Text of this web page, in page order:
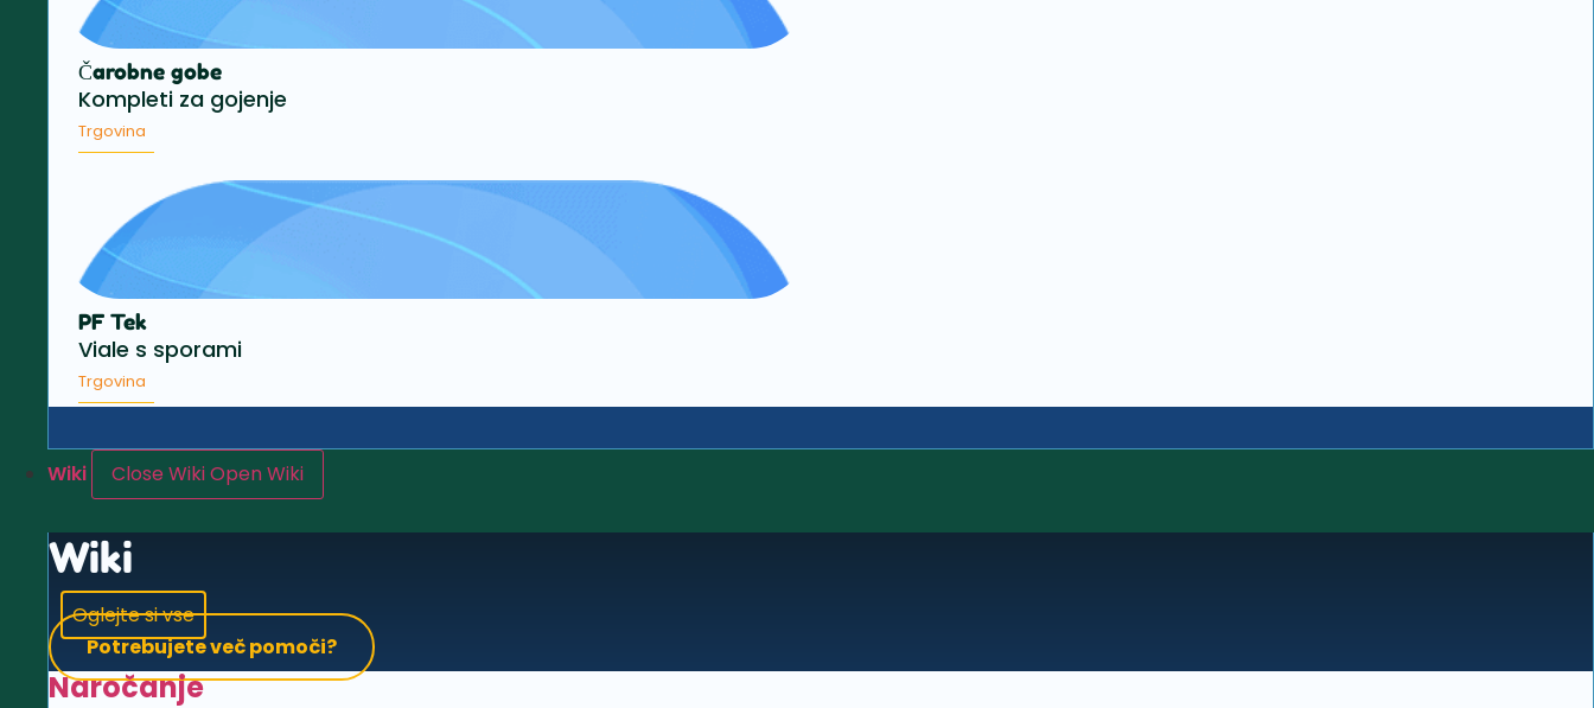
Čarobne gobe
Kompleti za gojenje
Trgovina
PF Tek
Viale s sporami
Trgovina
Wiki Close WikiOpen Wiki
Wiki
Oglejte si vse
Potrebujete več pomoči?
Naročanje